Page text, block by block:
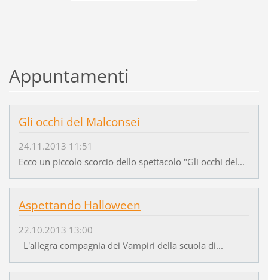
Appuntamenti
Gli occhi del Malconsei
24.11.2013 11:51
Ecco un piccolo scorcio dello spettacolo "Gli occhi del...
Aspettando Halloween
22.10.2013 13:00
L'allegra compagnia dei Vampiri della scuola di...